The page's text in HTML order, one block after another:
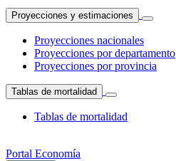
Proyecciones y estimaciones
Proyecciones nacionales
Proyecciones por departamento
Proyecciones por provincia
Tablas de mortalidad
Tablas de mortalidad
Portal Economía